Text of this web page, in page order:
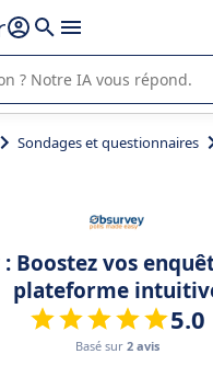
lignes avec
vous guide dans l'utilisation ou
Sondages et questionnaires
Boostez vos
plateforme
5.0
Basé sur 2 avis